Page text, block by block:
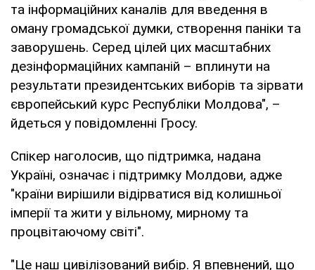
та інформаційних каналів для введення в
оману громадської думки, створення паніки та
заворушень. Серед цілей цих масштабних
дезінформаційних кампаній – вплинути на
результати президентських виборів та зірвати
європейський курс Республіки Молдова", –
йдеться у повідомленні Гросу.
Спікер наголосив, що підтримка, надана
Україні, означає і підтримку Молдови, адже
"країни вирішили відірватися від колишньої
імперії та жити у вільному, мирному та
процвітаючому світі".
"Це наш цивілізований вибір. Я впевнений, що